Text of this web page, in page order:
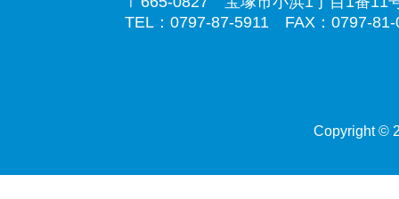
TEL：0797-87-5911 FAX：0797-81-
Copyright ©